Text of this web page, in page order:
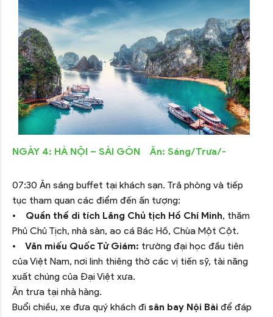
NGÀY 4: HÀ NỘI – SÀI GÒN Ăn: Sáng/Trưa/-
07:30 Ăn sáng buffet tại khách sạn. Trả phòng và tiếp
tục tham quan các điểm đến ấn tượng:
• Quần thể di tích Lăng Chủ tịch Hồ Chí Minh, thăm
Phủ Chủ Tịch, nhà sàn, ao cá Bác Hồ, Chùa Một Cột.
•
Văn miếu Quốc Tử Giám: trường đại học đầu tiên
của Việt Nam, nơi linh thiêng thờ các vị tiến sỹ, tài năng
xuất chúng của Đại Việt xưa.
Ăn trưa tại nhà hàng.
Buổi chiều, xe đưa quý khách đi sân bay Nội Bài để đáp